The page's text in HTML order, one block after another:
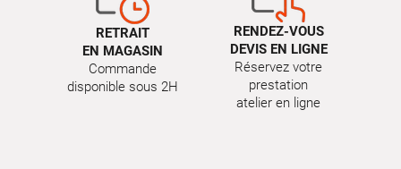
RETRAIT
EN MAGASIN
Commande
disponible sous 2H
RENDEZ-VOUS
DEVIS EN LIGNE
Réservez votre
prestation
atelier en ligne